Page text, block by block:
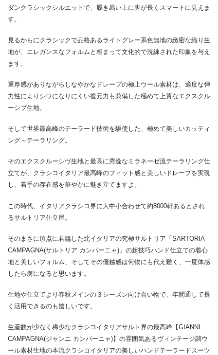
ダンクラシックシルエットで、履き易い上に脚が長くスマートに見えま
す。
見るからにクラシックで品格あるライトグレー系色無地の緻密な織り生
地が、エレガンスなフォルムと相まって文化的で洗練された印象を与え
ます。
重厚感がありながらしなやかなドレープの極上ウール素材は、適度な弾
力性によりシワになりにくい復元力も兼備した極めて上質なエクスクル
ーシブ生地。
そして世界最高峰のテーラード技術を駆使した、極めて美しいカッティ
ング～テーラリング。
そのエクスクルーシヴ生地と最高に秀逸なミラネーゼ流テーラリング仕
立てが、クラシコイタリア最高峰のフィット感と美しいドレープを実現
し、着手の存在感を華やかに魅き立てますよ。
この時代、イタリアクラシコ界に大中小合わせて約8000軒あるとされ
るサルトリア仕立屋。
そのまさに頂点に君臨した北イタリアの究極サルトリア「SARTORIA
CAMPAGNA(サルトリア カンパーニャ)」の超技巧ハンド仕立ての着心
地と美しいフォルム、そしてその優越感は何物にも代え難く、一度体感
したら虜になると思います。
生地や仕立てより春秋メインの３シーズン向け合い物で、年間通して長
く活用できるのも嬉しいです。
生産数が少なく稀少なクラシコイタリアサルト界の最高峰【GIANNI
CAMPAGNA(ジャンニ カンパーニャ)】の雰囲気あるヴィンテージ調ウ
ール素材生地の本流クラシコイタリアの美しいハンドテーラードスーツ